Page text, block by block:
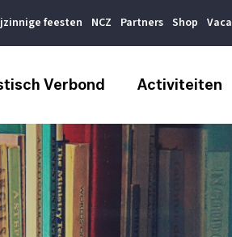
feesten NCZ Partners Shop
Verbond Activiteiten